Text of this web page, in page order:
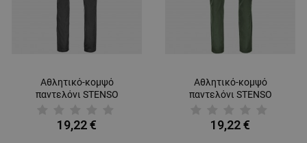
Αθλητικό-κομψό
παντελόνι STENSO
19,22 €
Αθλητικό-κομψό
παντελόνι STENSO
GREEN
19,22 €